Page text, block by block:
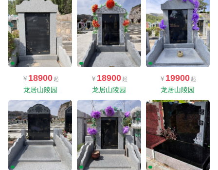
18900
龙居山陵园
18900
龙居山陵园
19900
龙居山陵园